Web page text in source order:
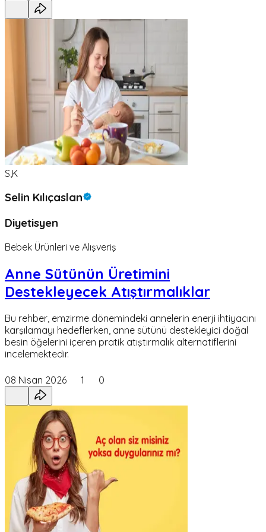
S,K
Selin Kılıçaslan
Diyetisyen
Bebek Ürünleri ve Alışveriş
Anne Sütünün Üretimini
Destekleyecek Atıştırmalıklar
Bu rehber, emzirme dönemindeki annelerin enerji ihtiyacını
karşılamayı hedeflerken, anne sütünü destekleyici doğal
besin öğelerini içeren pratik atıştırmalık alternatiflerini
incelemektedir.
08 Nisan 2026 1 0